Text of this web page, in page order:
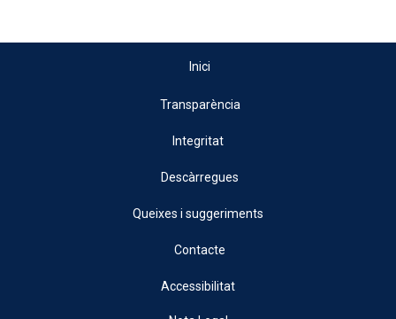
Inici
Transparència
Integritat
Descàrregues
Queixes i suggeriments
Contacte
Accessibilitat